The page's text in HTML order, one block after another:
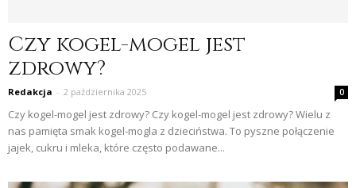
Czy kogel-mogel jest
zdrowy?
Redakcja - 2 października 2025 0
Czy kogel-mogel jest zdrowy? Czy kogel-mogel jest zdrowy? Wielu z
nas pamięta smak kogel-mogla z dzieciństwa. To pyszne połączenie
jajek, cukru i mleka, które często podawane...